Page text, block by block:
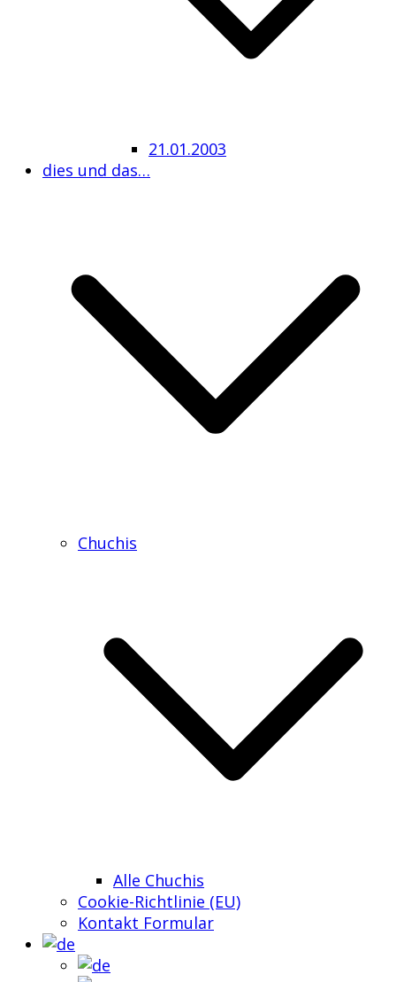
21.01.2003
dies und das…
Chuchis
Alle Chuchis
Cookie-Richtlinie (EU)
Kontakt Formular